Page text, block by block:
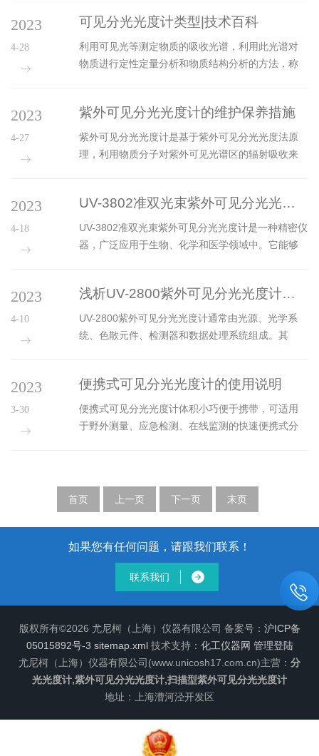
量结果的准确性，因此定期清洁样品池和比色池至
光器和光电检测器。光源主要发出可见光或紫外
光，通常是在特定波长下工作的灯泡或激光器。分
光器将发出的光源分成不同的波长并且将它们转向
样品吸收的光量，既可以是光电二极管，也可以是
可见分光光度计类型|技术百科
利用可见光等测定物质的吸收光谱，利用此光谱对
物质进行定性定量分析和物质结构分析的方法，称
计，主要是由电光系统、光学系统、光电系统、电
子系统、输出打印系统和数据处理系统组成。可见
分光光度计有哪些类型？1、单光束单个光束指的是
射为光束。它只有一束光，一个比色皿和一个光电
2023
4-28
紫外可见分光光度计的维护保养措施
紫外可见分光光度计是基于紫外可见分光光度法原
理，利用物质分子对紫外可见光谱区的辐射吸收来
用于化学、生物、制药及医药等领域。紫外可见分
光光度计利用液体的表面特性，只需少量样品即可
在检测臂之间形成标准液柱，取代了传统检测中的
染料标记等常用检测方法，可变光路检测实现了
2023
4-27
UV-3802准双光束紫外可见分光光度计是一种精密仪器
UV-3802准双光束紫外可见分光光度计是一种精密仪
器，广泛应用于生物、化学和医学领域中。它能够
及一个检测器。样品通过样品被试细胞进入通道，
参考通道仅通过溶剂(或其他无色液)进入。将显微调
制方式应用到两个通道中可以生成比率信号，并消
步分散(增加单色纯度)，被dA/dλ探测器测量。检测
2023
4-18
浅析UV-2800紫外可见分光光度计的工作流程
UV-2800紫外可见分光光度计通常由光源、光学系
统、色散元件、检测器和数据处理系统组成。其
成不同波长的光束，用于分析不同波长的吸收光
谱。色散元件将不同波长的光束分离成单色光，用
于测量不同波长处的吸光度。检测器将吸收光谱转
基于物质吸收光谱的特征，通过测量待测物...
2023
4-10
便携式可见分光光度计的使用说明
便携式可见分光光度计体积小巧便于携带，可适用
于野外测量、应急检测、在线监测的快速便携式分
指示灯亮，仪器预热20min。选择开关置于“T”旋
钮，使数字显示为“00.0”。（2）旋动波长手轮，把
所需波长对准刻度线。（3）将装有溶液的比色皿放
置比色架中，令参比溶液置于光路。（4）盖上样品
室盖，调节透光率“100％T”旋钮，使数字显示
为“100.0T”。...
2023
3-30
首页 上一页 下一页 末页
如果您有任何问题，请跟我们联系！
联系我们
版权所有©2026 尤尼柯（上海）仪器有限公司 备案号： 沪ICP备
05015892号-3 sitemap.xml技术支持： 化工仪器网 管理登陆
尤尼柯（上海）仪器有限公司(www.unicosh17.com.cn)主营： 分
光光度计,紫外可见分光光度计,扫描型紫外可见分光光度计
地址：上海漕河泾开发区